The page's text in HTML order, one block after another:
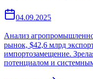
04.09.2025
Анализ
рынок, $42,6 млрд
импортозамещение.
потенциалом и